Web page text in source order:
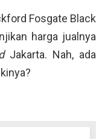
Fosgate Black
harga jualnya
Jakarta. Nah, ada